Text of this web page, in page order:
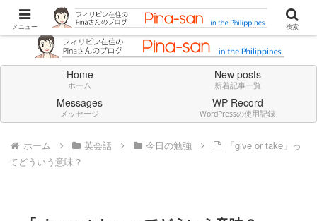
Don't think deeply. Feel always in English.
Home
ホーム
New posts
新着記事一覧
Messages
メッセージ
WP-Record
WordPressの使用記録
ホーム 英会話 今日の勉強
「give or take」っ
てどういう意味？
メニュー 検索